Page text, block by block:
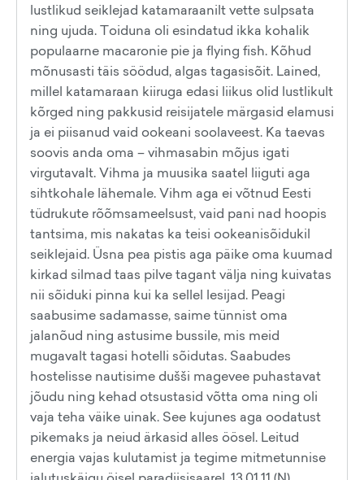
lustlikud seiklejad katamaraanilt vette sulpsata
ning ujuda. Toiduna oli esindatud ikka kohalik
populaarne macaronie pie ja flying fish. Kõhud
mõnusasti täis söödud, algas tagasisõit. Lained,
millel katamaraan kiiruga edasi liikus olid lustlikult
kõrged ning pakkusid reisijatele märgasid elamusi
ja ei piisanud vaid ookeani soolaveest. Ka taevas
soovis anda oma – vihmasabin mõjus igati
virgutavalt. Vihma ja muusika saatel liiguti aga
sihtkohale lähemale. Vihm aga ei võtnud Eesti
tüdrukute rõõmsameelsust, vaid pani nad hoopis
tantsima, mis nakatas ka teisi ookeanisõidukil
seiklejaid. Üsna pea pistis aga päike oma kuumad
kirkad silmad taas pilve tagant välja ning kuivatas
nii sõiduki pinna kui ka sellel lesijad. Peagi
saabusime sadamasse, saime tünnist oma
jalanõud ning astusime bussile, mis meid
mugavalt tagasi hotelli sõidutas. Saabudes
hostelisse nautisime dušši magevee puhastavat
jõudu ning kehad otsustasid võtta oma ning oli
vaja teha väike uinak. See kujunes aga oodatust
pikemaks ja neiud ärkasid alles öösel. Leitud
energia vajas kulutamist ja tegime mitmetunnise